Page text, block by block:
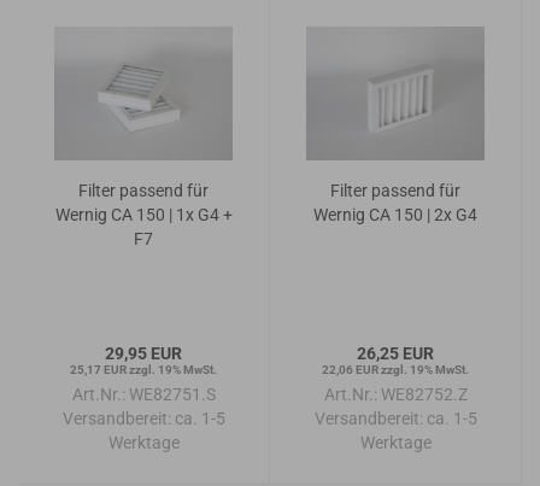
Filter passend für
Wernig CA 150 | 1x G4 +
F7
29,95 EUR
25,17 EUR zzgl. 19% MwSt.
Art.Nr.: WE82751.S
Versandbereit: ca. 1-5
Werktage
Filter passend für
Wernig CA 150 | 2x G4
26,25 EUR
22,06 EUR zzgl. 19% MwSt.
Art.Nr.: WE82752.Z
Versandbereit: ca. 1-5
Werktage